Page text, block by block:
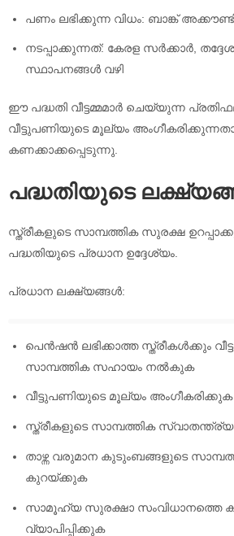
പണം ലഭിക്കുന്ന വിധം: ബാങ്ക്
നടപ്പാക്കുന്നത്: കേരള സർക്കാർ,
സ്ഥാപനങ്ങൾ വഴി
ഈ പദ്ധതി വീട്ടമ്മമാർ ചെയ്യുന്ന
വീട്ടുപണിയുടെ മൂല്യം
കണക്കാക്കപ്പെടുന്നു.
പദ്ധതിയുടെ
സ്ത്രീകളുടെ സാമ്പത്തിക സുരക്ഷ
പദ്ധതിയുടെ പ്രധാന ഉദ്ദേശ്യം.
പ്രധാന ലക്ഷ്യങ്ങൾ:
പെൻഷൻ ലഭിക്കാത്ത സ്ത്രീകൾക്കും
സാമ്പത്തിക സഹായം നൽകുക
വീട്ടുപണിയുടെ മൂല്യം അംഗീകരിക്കുക
സ്ത്രീകളുടെ സാമ്പത്തിക
താഴ്ന്ന വരുമാന കുടുംബങ്ങളുടെ
കുറയ്ക്കുക
സാമൂഹ്യ സുരക്ഷാ സംവിധാനത്തെ
വ്യാപിപ്പിക്കുക